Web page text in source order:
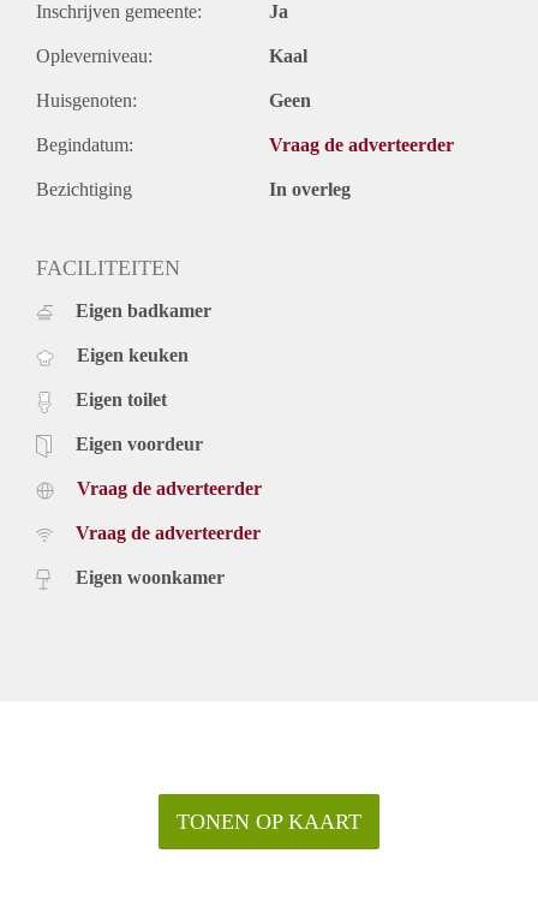
Inschrijven gemeente: Ja
Opleverniveau: Kaal
Huisgenoten: Geen
Begindatum: Vraag de adverteerder
Bezichtiging In overleg
FACILITEITEN
Eigen badkamer
Eigen keuken
Eigen toilet
Eigen voordeur
Vraag de adverteerder
Vraag de adverteerder
Eigen woonkamer
TONEN OP KAART